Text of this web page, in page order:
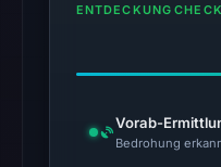
ENTDECKUNG
Vorab-
Bedrohung